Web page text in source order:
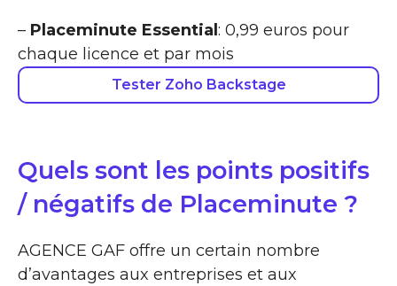
– Placeminute Essential: 0,99 euros pour
chaque licence et par mois
Tester Zoho Backstage
Quels sont les points positifs
/ négatifs de Placeminute ?
AGENCE GAF offre un certain nombre
d’avantages aux entreprises et aux